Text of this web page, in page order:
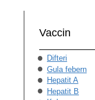
Vaccin
Difteri
Gula febern
Hepatit A
Hepatit B